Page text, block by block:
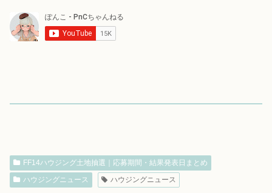
FF14ハウジング土地抽選｜応募期間・結果発表日まとめ
ハウジングニュース
ハウジングニュース